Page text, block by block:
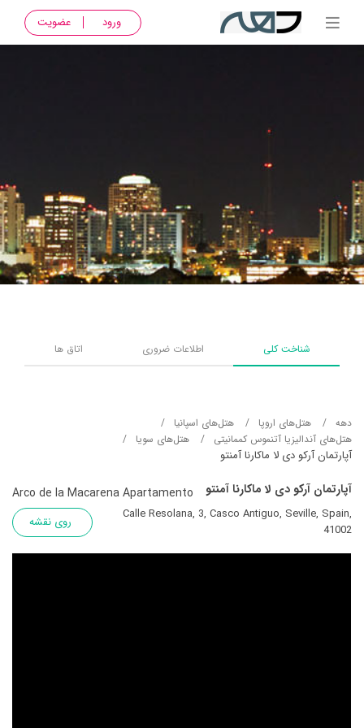
ورود عضویت
شناخت کلی اطلاعات ضروری اتاق ها
دهه هتل‌های اروپا
هتل‌های اسپانیا
هتل‌های آندالیزیا آتنموس کممانیتی
هتل‌های سویا
آپارتمان آرکو دی لا ماکارنا آمنتو
آپارتمان آرکو دی لا ماکارنا آمنتو Arco de la Macarena Apartamento
Calle Resolana, 3, Casco Antiguo, Seville, Spain,
41002
روی نقشه